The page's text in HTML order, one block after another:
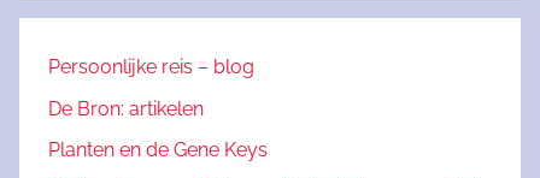
Persoonlijke reis – blog
De Bron: artikelen
Planten en de Gene Keys